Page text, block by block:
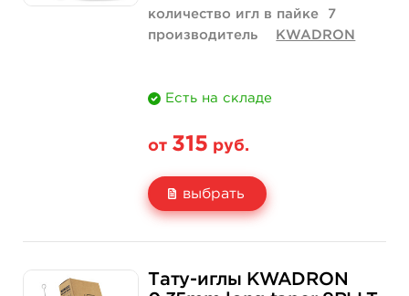
количество игл в пайке
7
производитель
KWADRON
Есть на складе
от 315 руб.
выбрать
Цена 315 руб. 630 руб.
Тату-иглы KWADRON